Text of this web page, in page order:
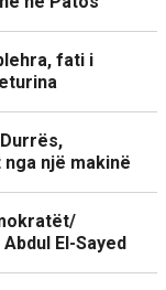
fati i
një makinë
El-Sayed